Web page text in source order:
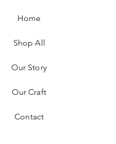
Home
Shop All
Our Story
Our Craft
Contact